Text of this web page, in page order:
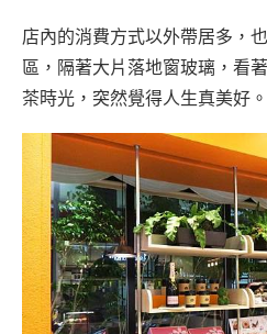
店內的消費方式以外帶居多，
區，隔著大片落地窗玻璃，看
茶時光，突然覺得人生真美好。